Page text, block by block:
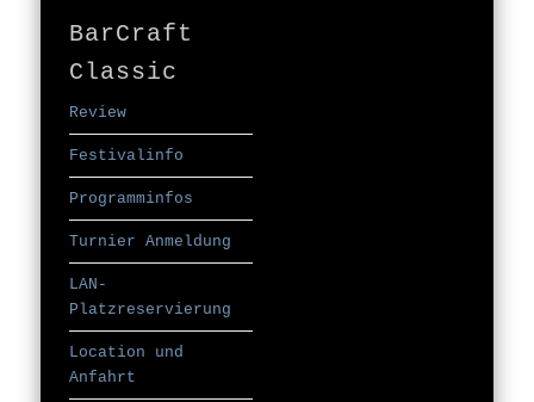
BarCraft
Classic
Review
Festivalinfo
Programminfos
Turnier Anmeldung
LAN-
Platzreservierung
Location und
Anfahrt